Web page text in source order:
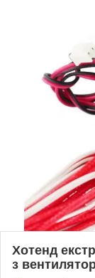
Хотенд
з